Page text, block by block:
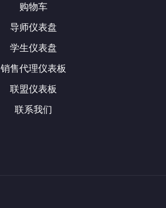
购物车
导师仪表盘
学生仪表盘
销售代理仪表板
联盟仪表板
联系我们